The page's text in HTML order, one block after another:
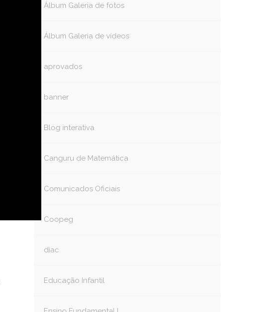
Álbum Galeria de fotos
Álbum Galeria de vídeos
aprovados
banner
Blog interativa
Canguru de Matemática
Comunicados Oficiais
Coopeg
diac
Educação Infantil